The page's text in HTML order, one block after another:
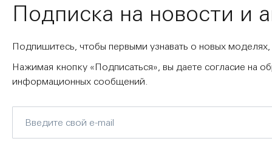
Подписка на новости и
Подпишитесь, чтобы первыми узнавать о новых
Нажимая кнопку «Подписаться», вы даете согласие на
информационных сообщений.